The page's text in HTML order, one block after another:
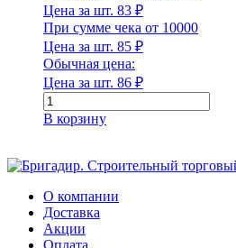
Цена за шт. 83 ₽
При сумме чека от 10000
Цена за шт. 85 ₽
Обычная цена:
Цена за шт. 86 ₽
Количество
товара
Муфта
компрессионная
В корзину
О компании
Доставка
Акции
Оплата